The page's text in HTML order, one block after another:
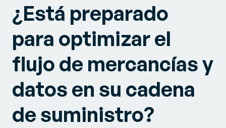
¿Está preparado
para optimizar el
flujo de mercancías y
datos en su cadena
de suministro?